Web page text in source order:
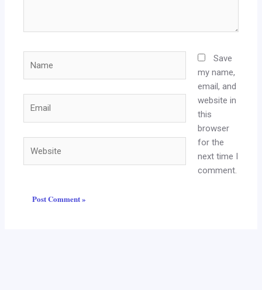
Save
my name,
email, and
website in
this
browser
for the
next time I
comment.